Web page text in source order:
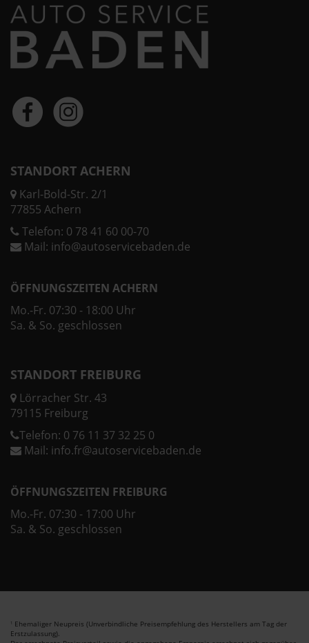
STANDORT ACHERN
Karl-Bold-Str. 2/1
77855 Achern
Telefon: 0 78 41 60 00-70
Mail: info@autoservicebaden.de
ÖFFNUNGSZEITEN ACHERN
Mo.-Fr. 07:30 - 18:00 Uhr
Sa. & So. geschlossen
STANDORT FREIBURG
Lörracher Str. 43
79115 Freiburg
Telefon: 0 76 11 37 32 25 0
Mail: info.fr@autoservicebaden.de
ÖFFNUNGSZEITEN FREIBURG
Mo.-Fr. 07:30 - 17:00 Uhr
Sa. & So. geschlossen
1 Ehemaliger Neupreis (Unverbindliche Preisempfehlung des Herstellers am Tag der
Erstzulassung).